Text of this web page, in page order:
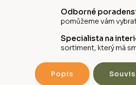
Odborné
pomůžeme vám
Specialista na
sortiment, který má
Popis